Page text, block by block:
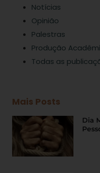
Notícias
Opinião
Palestras
Produção
Todas as
Mais Posts
Dia